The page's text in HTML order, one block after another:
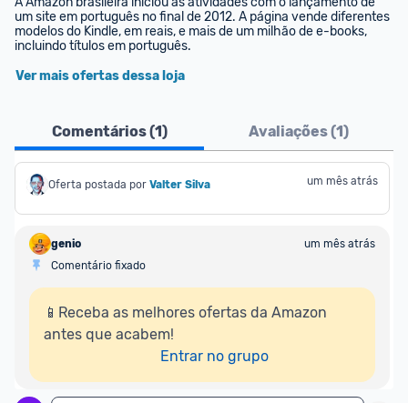
um site em português no final de 2012. A página vende diferentes
modelos do Kindle, em reais, e mais de um milhão de e-books,
incluindo títulos em português.
Ver mais ofertas dessa loja
Comentários (1) Avaliações (1)
Oferta postada por Valter Silva um mês atrás
genio
um mês atrás
Comentário fixado
📱Receba as melhores ofertas da Amazon
antes que acabem!
Entrar no grupo